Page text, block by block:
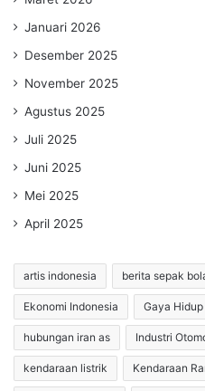
Januari 2026
Desember 2025
November 2025
Agustus 2025
Juli 2025
Juni 2025
Mei 2025
April 2025
artis indonesia berita sepak
Ekonomi Indonesia Gaya
hubungan iran as Industri
kendaraan listrik Kendaraan